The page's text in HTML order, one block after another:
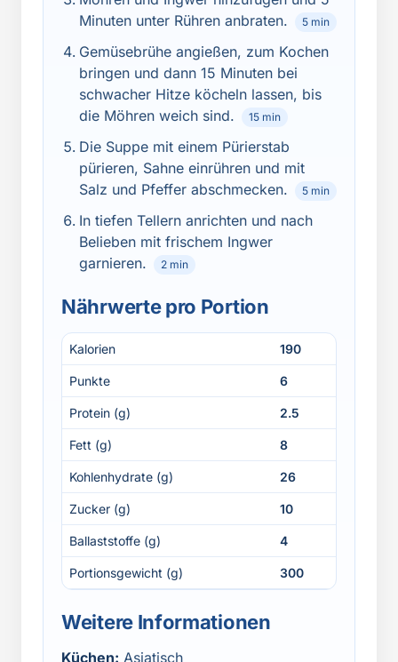
Minuten unter Rühren anbraten.
5 min
Gemüsebrühe angießen, zum Kochen
bringen und dann 15 Minuten bei
schwacher Hitze köcheln lassen, bis
die Möhren weich sind.
15 min
Die Suppe mit einem Pürierstab
pürieren, Sahne einrühren und mit
Salz und Pfeffer abschmecken.
5 min
In tiefen Tellern anrichten und nach
Belieben mit frischem Ingwer
garnieren.
2 min
Nährwerte pro Portion
Kalorien 190
Punkte 6
Protein (g) 2.5
Fett (g) 8
Kohlenhydrate (g) 26
Zucker (g) 10
Ballaststoffe (g) 4
Portionsgewicht (g) 300
Weitere Informationen
Küchen: Asiatisch